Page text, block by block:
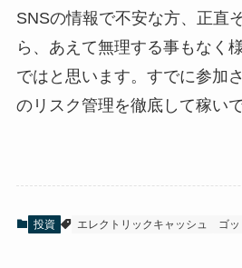
SNSの情報で不安な方、正直
ら、あえて無理する事もなく
ではと思います。すでに参加
のリスク管理を徹底して稼い
投資 エレクトリックキャッシュ ゴ